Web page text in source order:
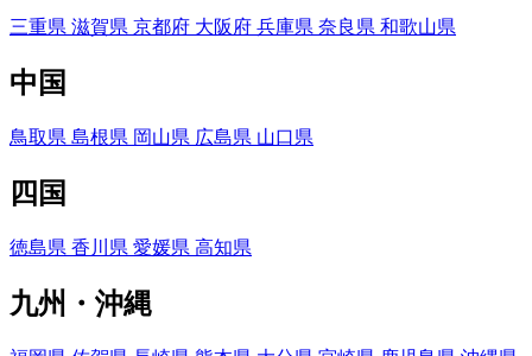
三重県 滋賀県 京都府 大阪府 兵庫県 奈良県 和歌山県
中国
鳥取県 島根県 岡山県 広島県 山口県
四国
徳島県 香川県 愛媛県 高知県
九州・沖縄